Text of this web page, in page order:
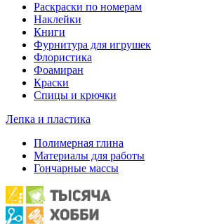
Раскраски по номерам
Наклейки
Книги
Фурнитура для игрушек
Флористика
Фоамиран
Краски
Спицы и крючки
Лепка и пластика
Полимерная глина
Материалы для работы
Гончарные массы